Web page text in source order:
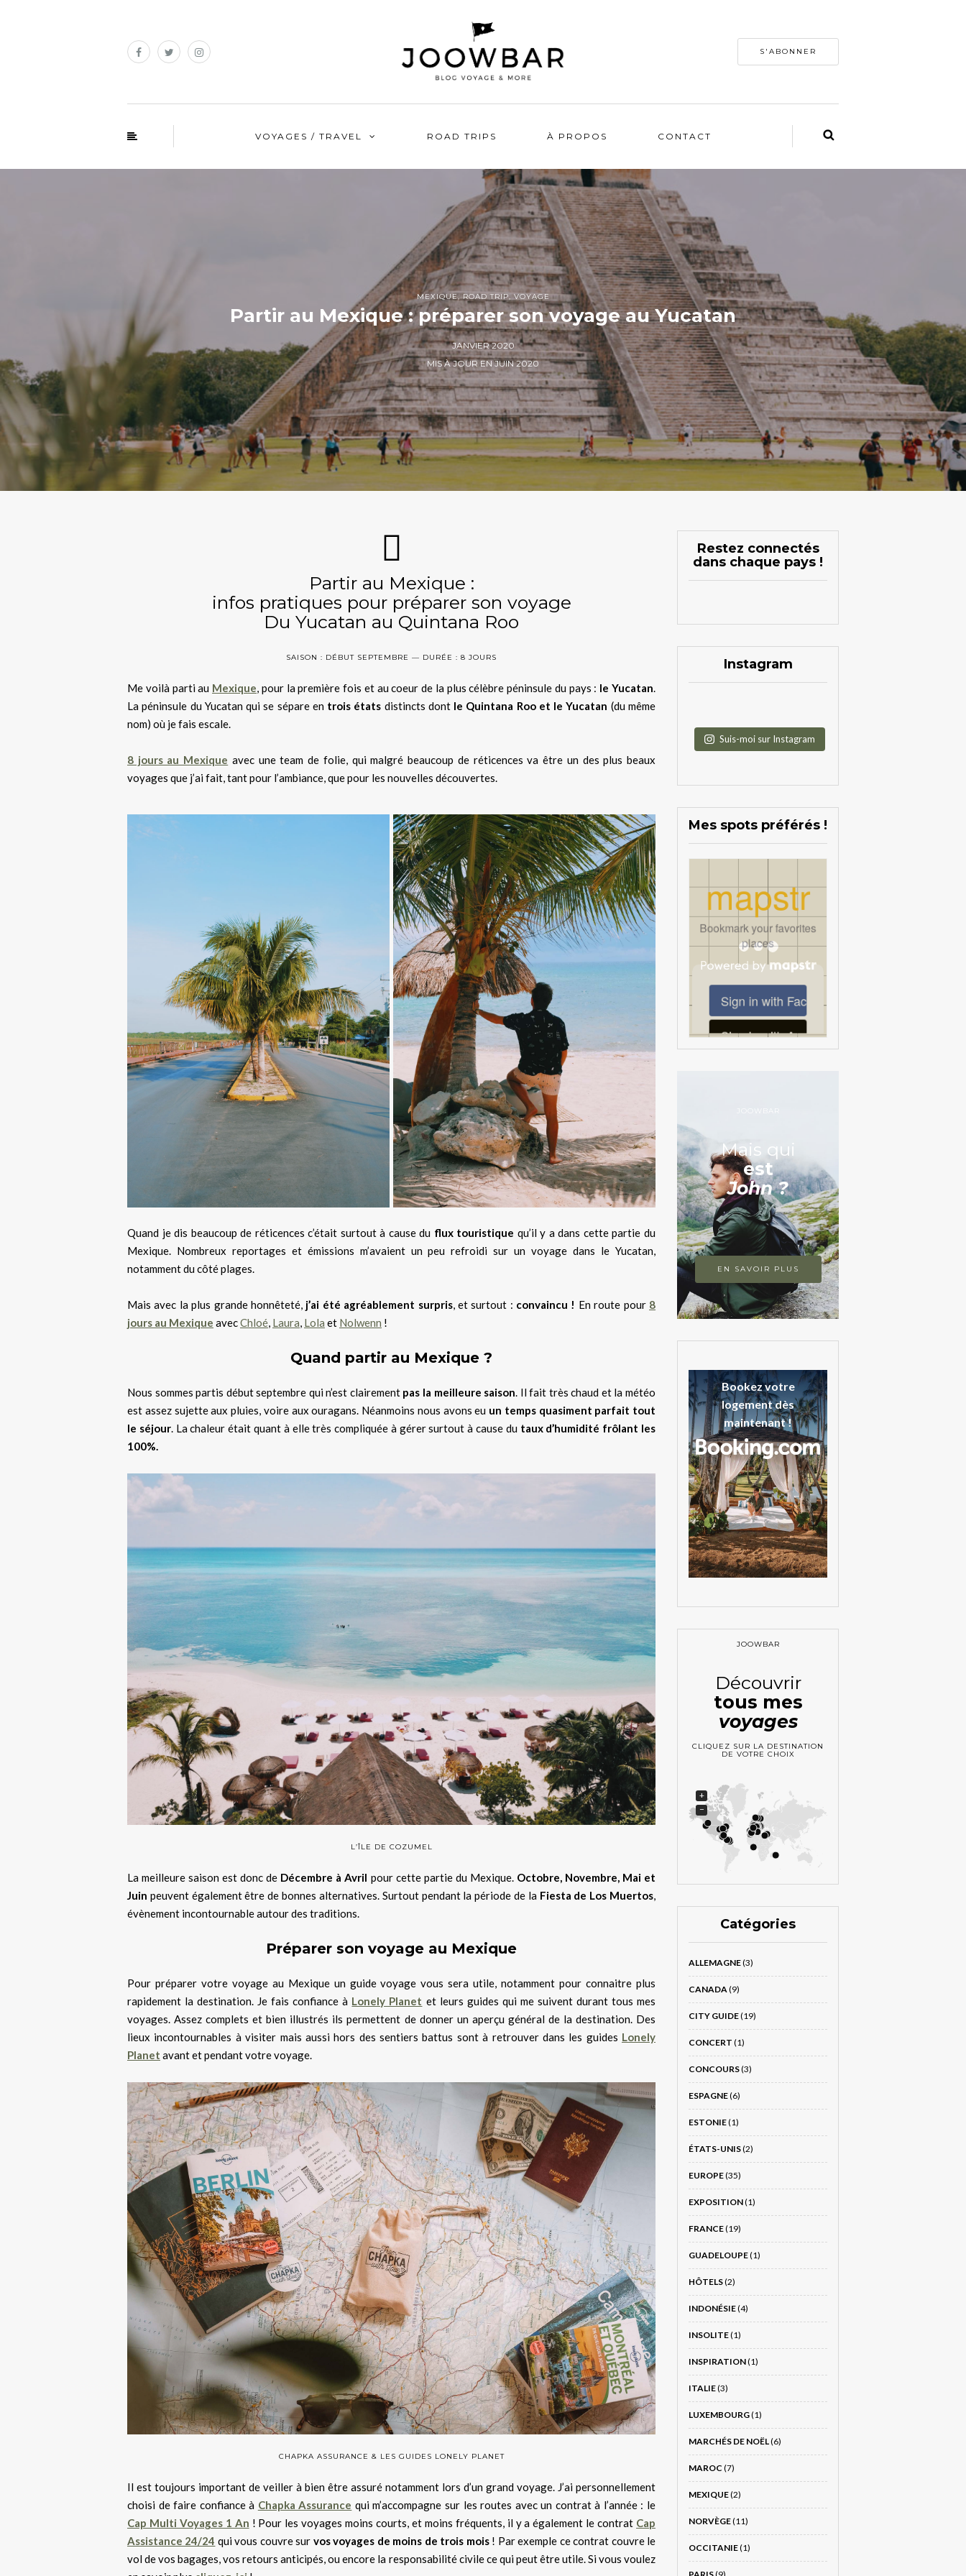
S'ABONNER
VOYAGES / TRAVEL ROAD TRIPS À PROPOS CONTACT
MEXIQUE,ROAD TRIP,VOYAGE
Partir au Mexique : préparer son voyage au Yucatan
JANVIER 2020
MIS À JOUR EN JUIN 2020
Partir au Mexique :
infos pratiques pour préparer son voyage
Du Yucatan au Quintana Roo
SAISON : DÉBUT SEPTEMBRE — DURÉE : 8 JOURS
Me voilà parti au Mexique, pour la première fois et au coeur de la plus célèbre péninsule du pays : le Yucatan.
La péninsule du Yucatan qui se sépare en trois états distincts dont le Quintana Roo et le Yucatan (du même
nom) où je fais escale.
8 jours au Mexique avec une team de folie, qui malgré beaucoup de réticences va être un des plus beaux
voyages que j’ai fait, tant pour l’ambiance, que pour les nouvelles découvertes.
Quand je dis beaucoup de réticences c’était surtout à cause du flux touristique qu’il y a dans cette partie du
Mexique. Nombreux reportages et émissions m’avaient un peu refroidi sur un voyage dans le Yucatan,
notamment du côté plages.
Mais avec la plus grande honnêteté, j’ai été agréablement surpris, et surtout : convaincu ! En route pour 8
jours au Mexique avecChloé Laura Lola et Nolwenn !
Quand partir au Mexique ?
Nous sommes partis début septembre qui n’est clairement pas la meilleure saison . Il fait très chaud et la météo
est assez sujette aux pluies, voire aux ouragans. Néanmoins nous avons eu un temps quasiment parfait tout
le séjour. La chaleur était quant à elle très compliquée à gérer surtout à cause dutaux d’humidité frôlant les
100%.
L’ÎLE DE COZUMEL
La meilleure saison est donc de Décembre à Avril pour cette partie du Mexique. Octobre, Novembre, Mai et
Juin peuvent également être de bonnes alternatives. Surtout pendant la période de laFiesta de Los Muertos,
évènement incontournable autour des traditions.
Préparer son voyage au Mexique
Pour préparer votre voyage au Mexique un guide voyage vous sera utile, notamment pour connaitre plus
rapidement la destination. Je fais confiance à Lonely Planet et leurs guides qui me suivent durant tous mes
voyages. Assez complets et bien illustrés ils permettent de donner un aperçu général de la destination. Des
lieux incontournables à visiter mais aussi hors des sentiers battus sont à retrouver dans les guides Lonely
Planet avant et pendant votre voyage.
CHAPKA ASSURANCE & LES GUIDES LONELY PLANET
Il est toujours important de veiller à bien être assuré notamment lors d’un grand voyage. J’ai personnellement
choisi de faire confiance à Chapka Assurance qui m’accompagne sur les routes avec un contrat à l’année : le
Cap Multi Voyages 1 An ! Pour les voyages moins courts, et moins fréquents, il y a également le contrat Cap
Assistance 24/24 qui vous couvre sur vos voyages de moins de trois mois! Par exemple ce contrat couvre le
vol de vos bagages, vos retours anticipés, ou encore la responsabilité civile ce qui peut être utile. Si vous voulez
Restez connectés
dans chaque pays !
Instagram
Suis-moi sur Instagram
Mes spots préférés !
JOOWBAR
Mais qui
est
John ?
EN SAVOIR PLUS
Bookez votre
logement dès
maintenant !
JOOWBAR
Découvrir
tous mes
voyages
CLIQUEZ SUR LA DESTINATION
DE VOTRE CHOIX
+
−
Catégories
ALLEMAGNE(3)
CANADA(9)
CITY GUIDE(19)
CONCERT (1)
CONCOURS(3)
ESPAGNE(6)
ESTONIE(1)
ÉTATS-UNIS(2)
EUROPE(35)
EXPOSITION(1)
FRANCE(19)
GUADELOUPE(1)
HÔTELS(2)
INDONÉSIE(4)
INSOLITE(1)
INSPIRATION(1)
ITALIE(3)
LUXEMBOURG(1)
MARCHÉS DE NOËL(6)
MAROC (7)
MEXIQUE(2)
NORVÈGE(11)
OCCITANIE(1)